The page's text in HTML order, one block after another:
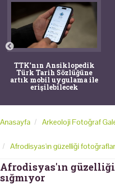
TTK'nın Ansiklopedik
Türk Tarih Sözlüğüne
artık mobil uygulama ile
erişilebilecek
Anasayfa Arkeoloji Fotoğraf
Afrodisyas'ın güzelliği
Afrodisyas'ın
sığmıyor